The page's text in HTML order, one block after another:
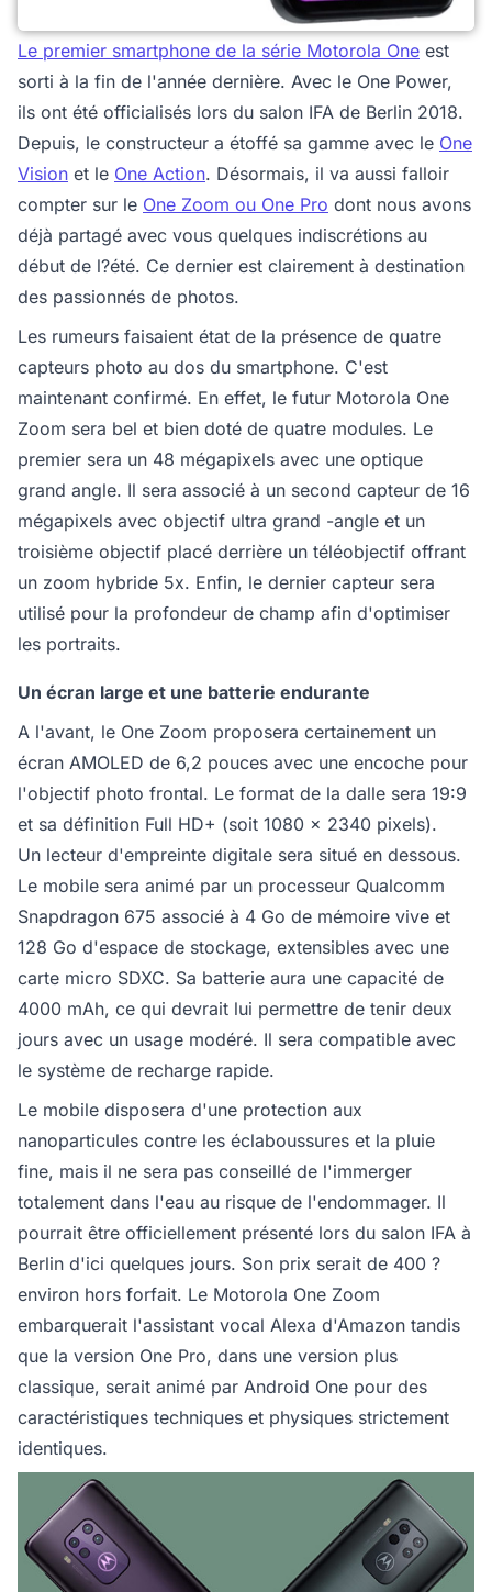
Le premier smartphone de la série Motorola One est
sorti à la fin de l'année dernière. Avec le One Power,
ils ont été officialisés lors du salon IFA de Berlin 2018.
Depuis, le constructeur a étoffé sa gamme avec le One
Vision et le One Action. Désormais, il va aussi falloir
compter sur le One Zoom ou One Pro dont nous avons
déjà partagé avec vous quelques indiscrétions au
début de l?été. Ce dernier est clairement à destination
des passionnés de photos.
Les rumeurs faisaient état de la présence de quatre
capteurs photo au dos du smartphone. C'est
maintenant confirmé. En effet, le futur Motorola One
Zoom sera bel et bien doté de quatre modules. Le
premier sera un 48 mégapixels avec une optique
grand angle. Il sera associé à un second capteur de 16
mégapixels avec objectif ultra grand -angle et un
troisième objectif placé derrière un téléobjectif offrant
un zoom hybride 5x. Enfin, le dernier capteur sera
utilisé pour la profondeur de champ afin d'optimiser
les portraits.
Un écran large et une batterie endurante
A l'avant, le One Zoom proposera certainement un
écran AMOLED de 6,2 pouces avec une encoche pour
l'objectif photo frontal. Le format de la dalle sera 19:9
et sa définition Full HD+ (soit 1080 x 2340 pixels).
Un lecteur d'empreinte digitale sera situé en dessous.
Le mobile sera animé par un processeur Qualcomm
Snapdragon 675 associé à 4 Go de mémoire vive et
128 Go d'espace de stockage, extensibles avec une
carte micro SDXC. Sa batterie aura une capacité de
4000 mAh, ce qui devrait lui permettre de tenir deux
jours avec un usage modéré. Il sera compatible avec
le système de recharge rapide.
Le mobile disposera d'une protection aux
nanoparticules contre les éclaboussures et la pluie
fine, mais il ne sera pas conseillé de l'immerger
totalement dans l'eau au risque de l'endommager. Il
pourrait être officiellement présenté lors du salon IFA à
Berlin d'ici quelques jours. Son prix serait de 400 ?
environ hors forfait. Le Motorola One Zoom
embarquerait l'assistant vocal Alexa d'Amazon tandis
que la version One Pro, dans une version plus
classique, serait animé par Android One pour des
caractéristiques techniques et physiques strictement
identiques.